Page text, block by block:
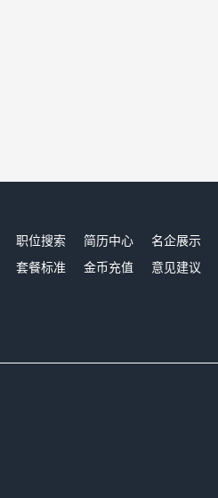
职位搜索 简历中心 名企展示
套餐标准
金币充值 意见建议